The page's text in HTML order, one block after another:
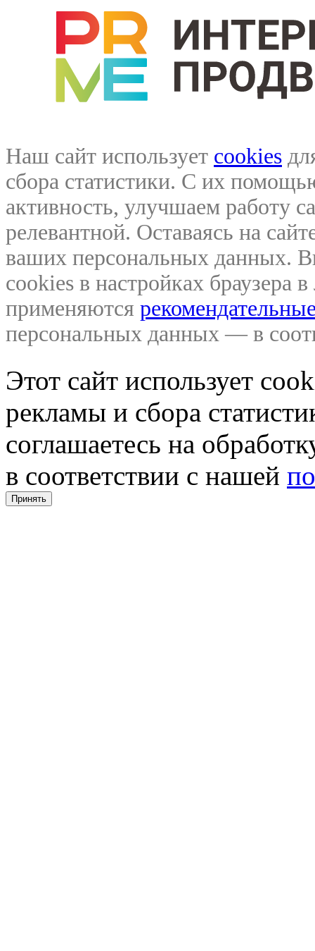
Наш сайт использует cookies
сбора статистики. С их
активность, улучшаем работу
релевантной. Оставаясь на
ваших персональных данных.
cookies в настройках браузера
применяются
персональных данных — в
Этот сайт использует
рекламы и сбора
соглашаетесь на
в соответствии с нашей
Принять